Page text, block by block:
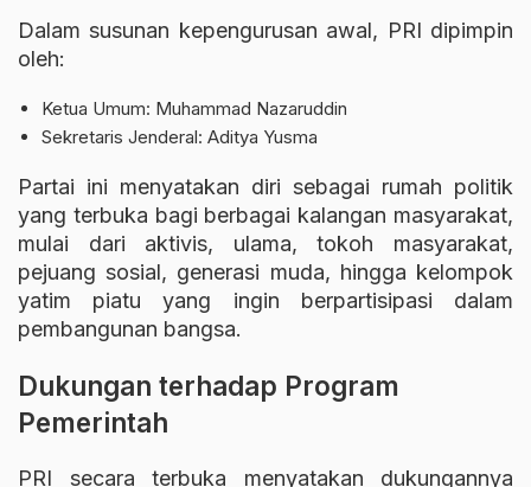
Dalam susunan kepengurusan awal, PRI dipimpin
oleh:
Ketua Umum: Muhammad Nazaruddin
Sekretaris Jenderal: Aditya Yusma
Partai ini menyatakan diri sebagai rumah politik
yang terbuka bagi berbagai kalangan masyarakat,
mulai dari aktivis, ulama, tokoh masyarakat,
pejuang sosial, generasi muda, hingga kelompok
yatim piatu yang ingin berpartisipasi dalam
pembangunan bangsa.
Dukungan terhadap Program
Pemerintah
PRI secara terbuka menyatakan dukungannya